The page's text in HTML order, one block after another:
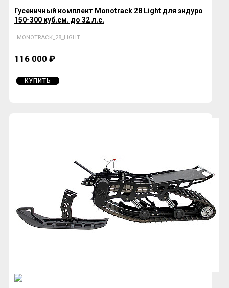
Гусеничный комплект Monotrack 28 Light для эндуро
150-300 куб.см. до 32 л.с.
MONOTRACK_28_LIGHT
116 000 ₽
КУПИТЬ